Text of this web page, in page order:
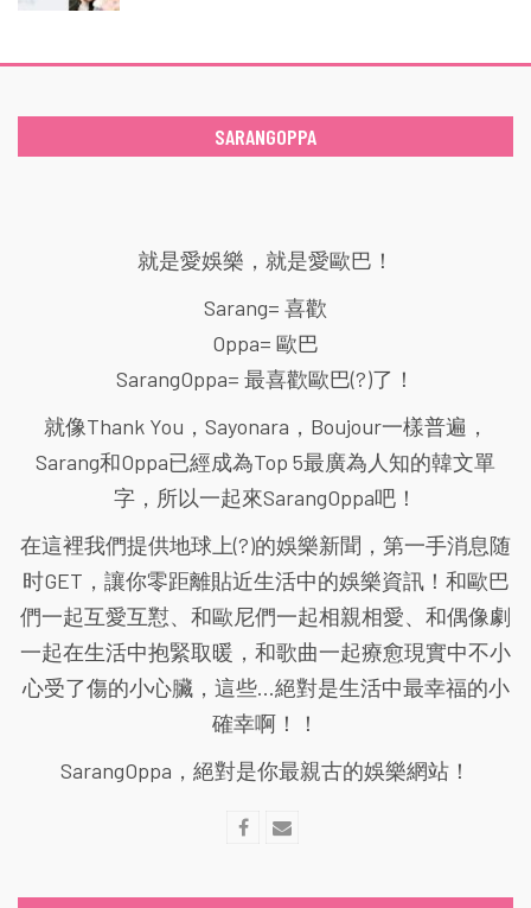
SARANGOPPA
就是愛娛樂，就是愛歐巴！
Sarang= 喜歡
Oppa= 歐巴
SarangOppa= 最喜歡歐巴(?)了！
就像Thank You，Sayonara，Boujour一樣普遍，
Sarang和Oppa已經成為Top 5最廣為人知的韓文單
字，所以一起來SarangOppa吧！
在這裡我們提供地球上(?)的娛樂新聞，第一手消息随
时GET，讓你零距離貼近生活中的娛樂資訊！和歐巴
們一起互愛互懟、和歐尼們一起相親相愛、和偶像劇
一起在生活中抱緊取暖，和歌曲一起療愈現實中不小
心受了傷的小心臟，這些...絕對是生活中最幸福的小
確幸啊！！
SarangOppa，絕對是你最親古的娛樂網站！